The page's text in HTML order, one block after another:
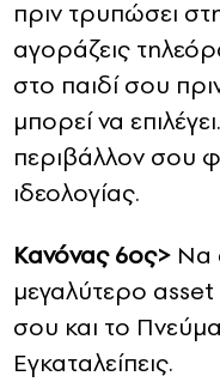
πριν τρυπώσει
αγοράζεις
στο παιδί σου
μπορεί να
περιβάλλον σου
ιδεολογίας.
Κανόνας 6ος> Να
μεγαλύτερο asset
σου και το
Εγκαταλείπεις.